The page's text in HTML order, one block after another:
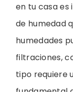
en tu casa
de humedad
humedades
filtraciones,
tipo requiere